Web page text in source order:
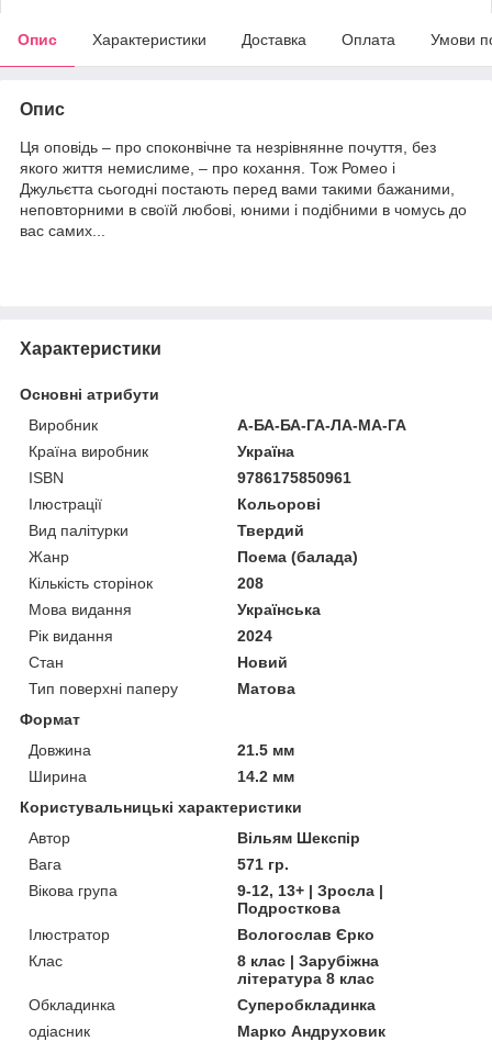
Опис Характеристики Доставка Оплата Умови
Опис
Ця оповідь – про споконвічне та незрівнянне почуття, без
якого життя немислиме, – про кохання. Тож Ромео і
Джульєтта сьогодні постають перед вами такими бажаними,
неповторними в своїй любові, юними і подібними в чомусь до
вас самих...
Характеристики
Основні атрибути
Виробник
А-БА-БА-ГА-ЛА-МА-ГА
Країна виробник
Україна
ISBN
9786175850961
Ілюстрації
Кольорові
Вид палітурки
Твердий
Жанр
Поема (балада)
Кількість сторінок
208
Мова видання
Українська
Рік видання
2024
Стан
Новий
Тип поверхні паперу
Матова
Формат
Довжина
21.5 мм
Ширина
14.2 мм
Користувальницькі характеристики
Автор
Вільям Шекспір
Вага
571 гр.
Вікова група
9-12, 13+ | Зросла |
Подросткова
Ілюстратор
Вологослав Єрко
Клас
8 клас | Зарубіжна
література 8 клас
Обкладинка
Суперобкладинка
одіасник
Марко Андруховик